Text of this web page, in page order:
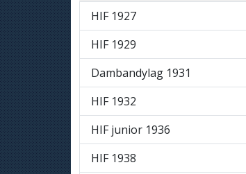
HIF 1927
HIF 1929
Dambandylag 1931
HIF 1932
HIF junior 1936
HIF 1938